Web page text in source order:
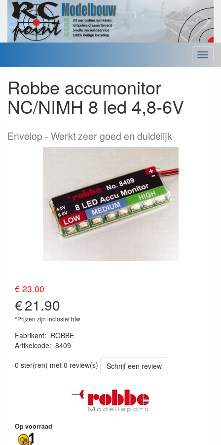
Menu
Robbe accumonitor
NC/NIMH 8 led 4,8-6V
Envelop Werkt zeer goed en duidelijk
€ 23.00
€21.90
*Prijzen zijn inclusief btw
Fabrikant: ROBBE
Artikelcode: 8409
0 ster(ren) met 0 review(s)
Schrijf een review
Op voorraad